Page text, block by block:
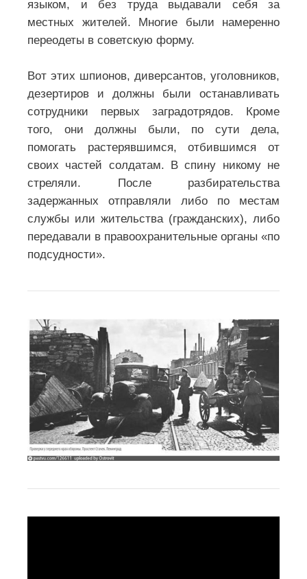
языком, и без труда выдавали себя за
местных жителей. Многие были намеренно
переодеты в советскую форму.
Вот этих шпионов, диверсантов, уголовников,
дезертиров и должны были останавливать
сотрудники первых заградотрядов. Кроме
того, они должны были, по сути дела,
помогать растерявшимся, отбившимся от
своих частей солдатам. В спину никому не
стреляли. После разбирательства
задержанных отправляли либо по местам
службы или жительства (гражданских), либо
передавали в правоохранительные органы «по
подсудности».